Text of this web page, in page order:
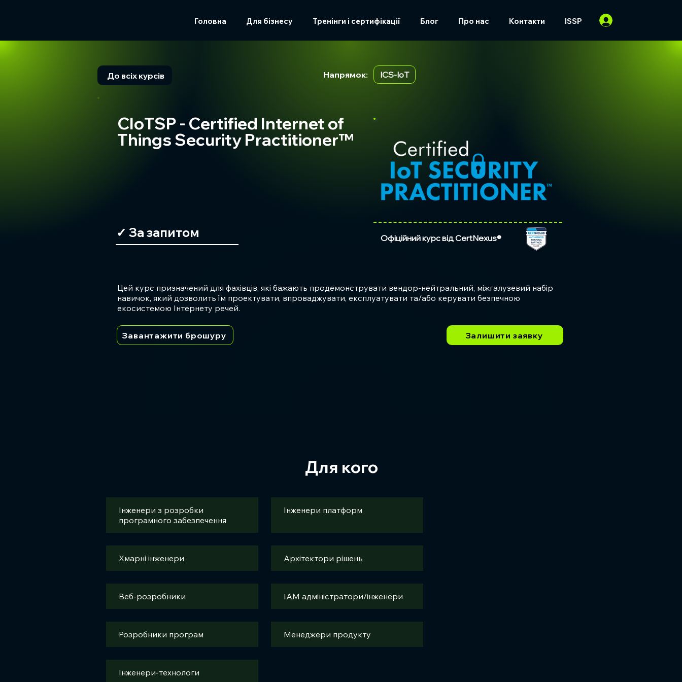
Головна Для бізнесу Тренінги і сертифікації Блог Про нас Контакти ISSP
До всіх курсів Напрямок: ICS-IoT
CIoTSP - Certified Internet of
Things Security Practitioner™
✓ За запитом Офіційний курс від CertNexus®
Цей курс призначений для фахівців, які бажають продемонструвати вендор-нейтральний, міжгалузевий набір
навичок, який дозволить їм проектувати, впроваджувати, експлуатувати та/або керувати безпечною
екосистемою Інтернету речей.
Завантажити брошуру Залишити заявку
Для кого
Інженери з розробки
програмного забезпечення
Хмарні інженери
Веб-розробники
Розробники програм
Інженери платформ
Архітектори рішень
IAM адміністратори/інженери
Менеджери продукту
Інженери-технологи